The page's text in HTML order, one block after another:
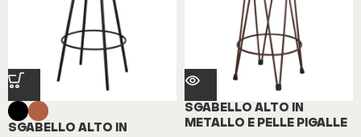
SGABELLO ALTO IN
SGABELLO ALTO IN
METALLO E PELLE PIGALLE